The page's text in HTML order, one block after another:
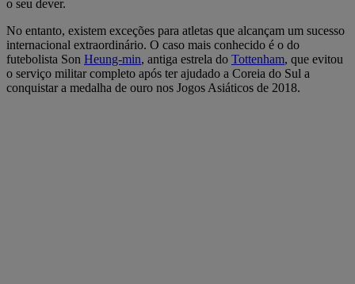
o seu dever.
No entanto, existem exceções para atletas que alcançam um sucesso
internacional extraordinário. O caso mais conhecido é o do
futebolista Son Heung-min, antiga estrela do Tottenham, que evitou
o serviço militar completo após ter ajudado a Coreia do Sul a
conquistar a medalha de ouro nos Jogos Asiáticos de 2018.